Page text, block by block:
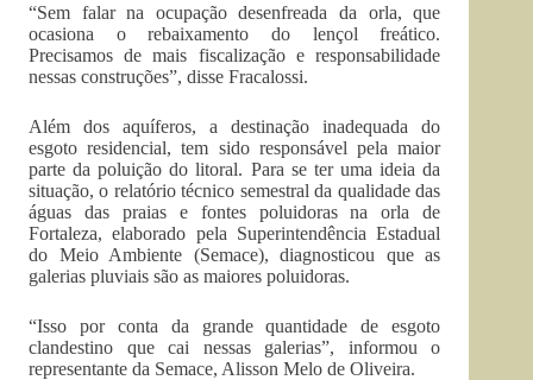
“Sem falar na ocupação desenfreada da orla, que
ocasiona o rebaixamento do lençol freático.
Precisamos de mais fiscalização e responsabilidade
nessas construções”, disse Fracalossi.
Além dos aquíferos, a destinação inadequada do
esgoto residencial, tem sido responsável pela maior
parte da poluição do litoral. Para se ter uma ideia da
situação, o relatório técnico semestral da qualidade das
águas das praias e fontes poluidoras na orla de
Fortaleza, elaborado pela Superintendência Estadual
do Meio Ambiente (Semace), diagnosticou que as
galerias pluviais são as maiores poluidoras.
“Isso por conta da grande quantidade de esgoto
clandestino que cai nessas galerias”, informou o
representante da Semace, Alisson Melo de Oliveira.